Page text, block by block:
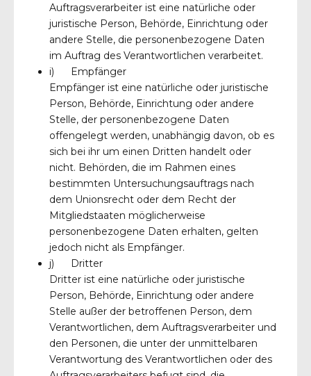
Auftragsverarbeiter ist eine natürliche oder
juristische Person, Behörde, Einrichtung oder
andere Stelle, die personenbezogene Daten
im Auftrag des Verantwortlichen verarbeitet.
i) Empfänger
Empfänger ist eine natürliche oder juristische
Person, Behörde, Einrichtung oder andere
Stelle, der personenbezogene Daten
offengelegt werden, unabhängig davon, ob es
sich bei ihr um einen Dritten handelt oder
nicht. Behörden, die im Rahmen eines
bestimmten Untersuchungsauftrags nach
dem Unionsrecht oder dem Recht der
Mitgliedstaaten möglicherweise
personenbezogene Daten erhalten, gelten
jedoch nicht als Empfänger.
j) Dritter
Dritter ist eine natürliche oder juristische
Person, Behörde, Einrichtung oder andere
Stelle außer der betroffenen Person, dem
Verantwortlichen, dem Auftragsverarbeiter und
den Personen, die unter der unmittelbaren
Verantwortung des Verantwortlichen oder des